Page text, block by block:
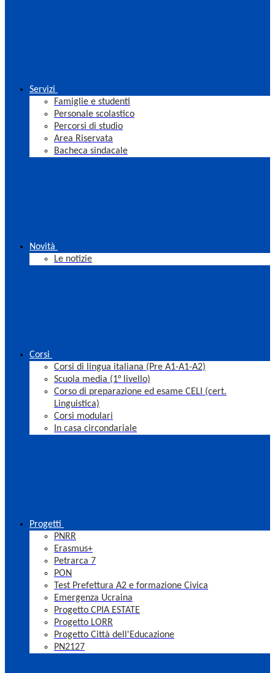
Servizi
Famiglie e studenti
Personale scolastico
Percorsi di studio
Area Riservata
Bacheca sindacale
Novità
Le notizie
Corsi
Corsi di lingua italiana (Pre A1-A1-A2)
Scuola media (1° livello)
Corso di preparazione ed esame CELI (cert.
Linguistica)
Corsi modulari
In casa circondariale
Progetti
PNRR
Erasmus+
Petrarca 7
PON
Test Prefettura A2 e formazione Civica
Emergenza Ucraina
Progetto CPIA ESTATE
Progetto LORR
Progetto Città dell'Educazione
PN2127